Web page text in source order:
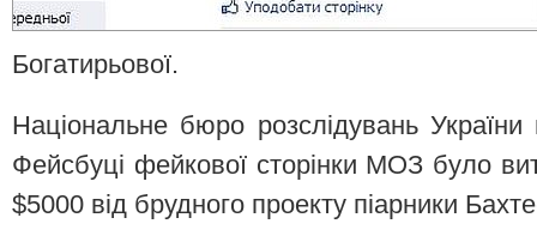
Богатирьової.
Національне бюро розслідувань
Фейсбуці фейкової сторінки МОЗ було
$5000 від брудного проекту піарники